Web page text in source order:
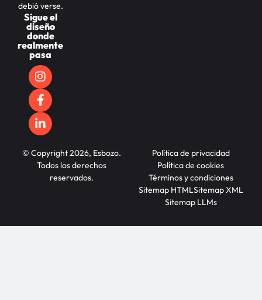
debió verse.
Sigue el
diseño
donde
realmente
pasa
© Copyright 2026, Esbozo.
Todos los derechos
reservados.
Política de privacidad
Política de cookies
Términos y condiciones
Sitemap HTMLSitemap XML
Sitemap LLMs